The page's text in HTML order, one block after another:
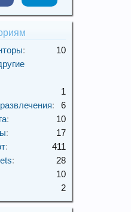
:
10
1
:
6
:
10
:
17
:
411
:
28
10
2